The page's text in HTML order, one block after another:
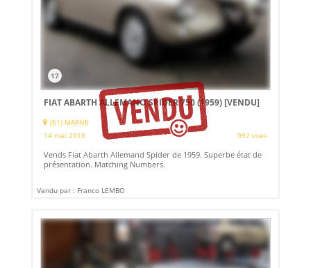
17
FIAT ABARTH ALLEMANO SPIDER 750 (1959)[VENDU]
(51) MARNE
14 mai 2018
992 vues
Vends Fiat Abarth Allemand Spider de 1959. Superbe état de
présentation. Matching Numbers.
Vendu par : Franco LEMBO